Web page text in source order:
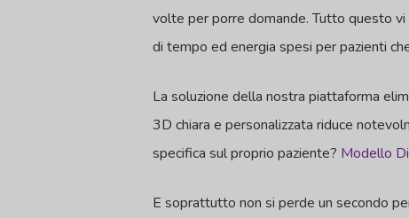
volte per porre domande. Tutto questo
di tempo ed energia spesi per pazienti
La soluzione della nostra piattaforma
3D chiara e personalizzata riduce
specifica sul proprio paziente? Modello
E soprattutto non si perde un secondo